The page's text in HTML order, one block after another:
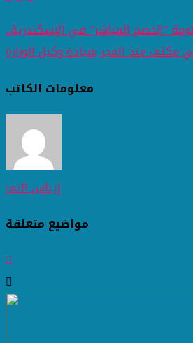
"الخصم المباشر" في الإسكندرية..
مكثف منذ الفجر بقيادة وكيل الوزارة
معلومات الكاتب
إيناس النمر
مواضيع متعلقة